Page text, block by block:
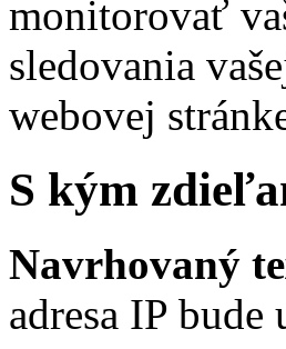
monitorovať
sledovania
webovej
S kým
Navrhovaný
adresa IP bude